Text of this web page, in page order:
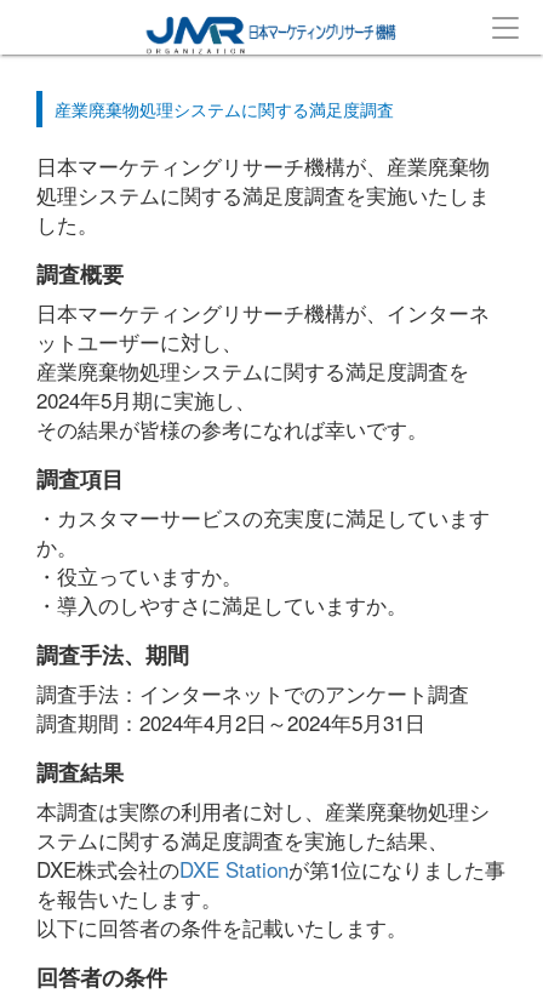
産業廃棄物処理システムに関する満足度調査
日本マーケティングリサーチ機構が、産業廃棄物
処理システムに関する満足度調査を実施いたしま
した。
調査概要
日本マーケティングリサーチ機構が、インターネ
ットユーザーに対し、
産業廃棄物処理システムに関する満足度調査を
2024年5月期に実施し、
その結果が皆様の参考になれば幸いです。
調査項目
・カスタマーサービスの充実度に満足しています
か。
・役立っていますか。
・導入のしやすさに満足していますか。
調査手法、期間
調査手法：インターネットでのアンケート調査
調査期間：2024年4月2日～2024年5月31日
調査結果
本調査は実際の利用者に対し、産業廃棄物処理シ
ステムに関する満足度調査を実施した結果、
DXE株式会社のDXE Stationが第1位になりました事
を報告いたします。
以下に回答者の条件を記載いたします。
回答者の条件